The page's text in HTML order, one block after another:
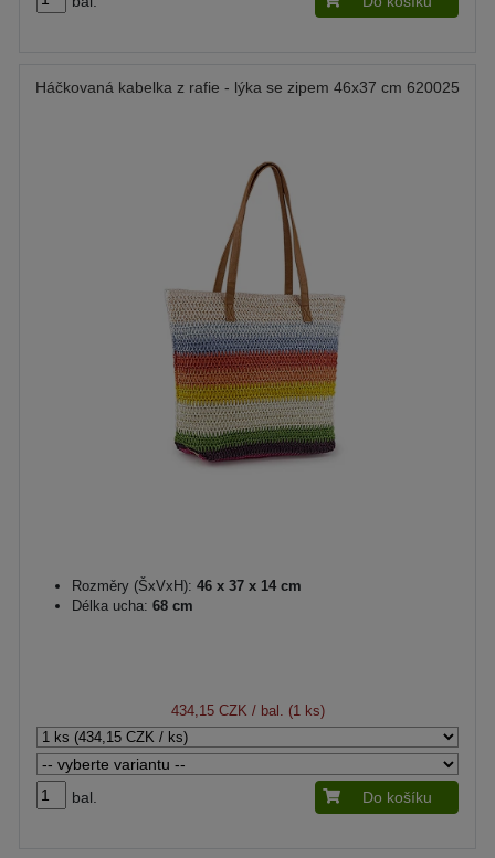
Háčkovaná kabelka z rafie - lýka se zipem 46x37 cm 620025
Rozměry (ŠxVxH): 46 x 37 x 14 cm
Délka ucha: 68 cm
434,15 CZK / bal. (1 ks)
bal. Do košíku